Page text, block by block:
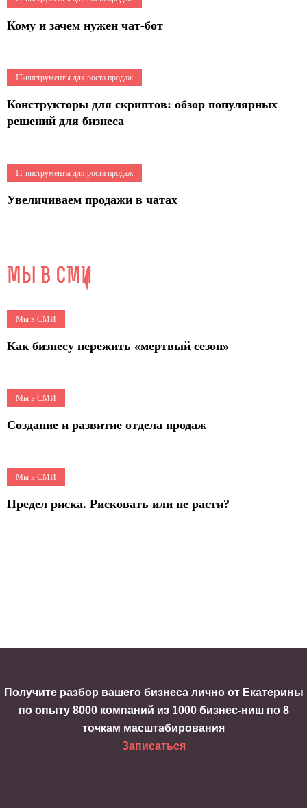
Кому и зачем нужен чат-бот
6
IT-инструменты для роста продаж
Конструкторы для скриптов: обзор популярных
решений для бизнеса
1
IT-инструменты для роста продаж
Увеличиваем продажи в чатах
МЫ В СМИ
5
Мы в СМИ
Как бизнесу пережить «мертвый сезон»
15
Мы в СМИ
Создание и развитие отдела продаж
7
Мы в СМИ
Предел риска. Рисковать или не расти?
Получите разбор вашего бизнеса лично от Екатерины
по опыту 8000 компаний из 1000 бизнес-ниш по 8
точкам масштабирования
Записаться